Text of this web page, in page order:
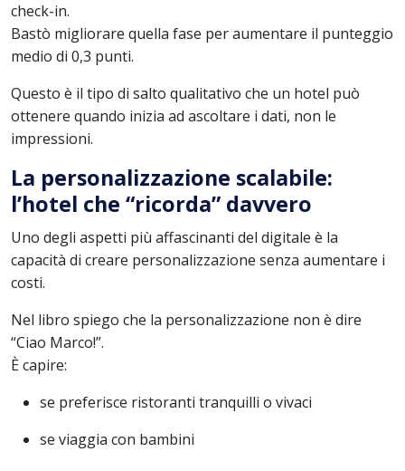
check-in.
Bastò migliorare quella fase per aumentare il punteggio
medio di 0,3 punti.
Questo è il tipo di salto qualitativo che un hotel può
ottenere quando inizia ad ascoltare i dati, non le
impressioni.
La personalizzazione scalabile:
l’hotel che “ricorda” davvero
Uno degli aspetti più affascinanti del digitale è la
capacità di creare personalizzazione senza aumentare i
costi.
Nel libro spiego che la personalizzazione non è dire
“Ciao Marco!”.
È capire:
se preferisce ristoranti tranquilli o vivaci
se viaggia con bambini